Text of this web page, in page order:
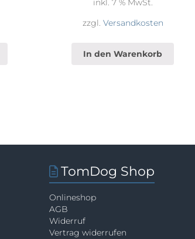
inkl. 7 % MwSt.
zzgl. Versandkosten
In den Warenkorb
TomDog Shop
Onlineshop
AGB
Widerruf
Vertrag widerrufen